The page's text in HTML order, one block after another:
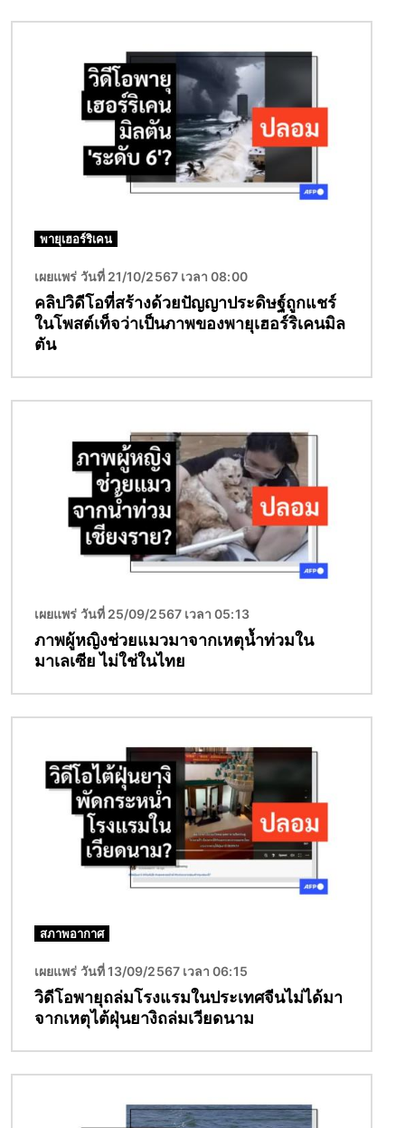
พายุเฮอร์ริเคน
เผยแพร่ วันที่ 21/10/2567 เวลา 08:00
คลิปวิดีโอที่สร้างด้วยปัญญาประดิษฐ์ถูกแชร์
ในโพสต์เท็จว่าเป็นภาพของพายุเฮอร์ริเคนมิล
ตัน
เผยแพร่ วันที่ 25/09/2567 เวลา 05:13
ภาพผู้หญิงช่วยแมวมาจากเหตุน้ำท่วมใน
มาเลเซีย ไม่ใช่ในไทย
สภาพอากาศ
เผยแพร่ วันที่ 13/09/2567 เวลา 06:15
วิดีโอพายุถล่มโรงแรมในประเทศจีนไม่ได้มา
จากเหตุไต้ฝุ่นยางิถล่มเวียดนาม